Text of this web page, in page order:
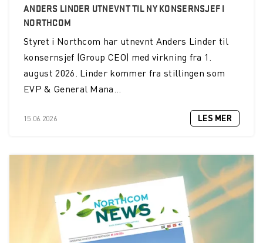
ANDERS LINDER UTNEVNT TIL NY KONSERNSJEF I
NORTHCOM
Styret i Northcom har utnevnt Anders Linder til
konsernsjef (Group CEO) med virkning fra 1.
august 2026. Linder kommer fra stillingen som
EVP & General Mana...
15.06.2026 LES MER